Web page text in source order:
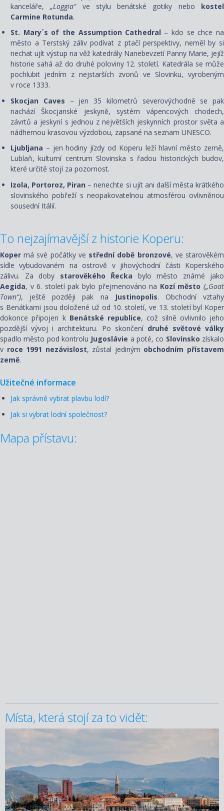
kanceláře,„Loggia“ve stylu benátské gotiky nebo kostel
Carmine Rotunda.
St. Mary´s of the Assumption Cathedral – kdo se chce na
město a Terstský záliv podívat z ptačí perspektivy, neměl by si
nechat ujít výstup na věž katedrály Nanebevzetí Panny Marie, jejíž
historie sahá až do druhé poloviny 12. století. Katedrála se může
pochlubit jedním z nejstarších zvonů ve Slovinku, vyrobeným
v roce 1333.
Skocjan Caves – jen 35 kilometrů severovýchodně se pak
nachází Škocjanské jeskyně, systém vápencových chodech,
závrtů a jeskyní s jednou z největších jeskynních prostor světa a
nádhernou krasovou výzdobou, zapsané na seznam UNESCO.
Ljubljana – jen hodiny jízdy od Koperu leží hlavní město země,
Lublaň, kulturní centrum Slovinska s řadou historických budov,
které určitě stojí za pozornost.
Izola, Portoroz, Piran – nenechte si ujít ani další města krátkého
slovinského pobřeží s neopakovatelnou atmosférou ovlivněnou
sousední Itálií.
To nejzajímavější z historie Koperu:
Koper má své počátky ve střední době bronzové, ve starověkém
sídle vybudovaném na ostrově v jihovýchodní části Koperského
zálivu. Za doby starověkého Řecka bylo město známé jako
Aegida, v 6. století pak bylo přejmenováno na Kozí město („Goat
Town“), ještě později pak na Justinopolis. Obchodní vztahy
s Benátkami jsou doložené už od 10. století, ve 13. století byl Koper
dokonce připojen k Benátské republice, což silně ovlivnilo jeho
pozdější vývoj i architekturu. Po skončení druhé světové války
spadlo město pod kontrolu Jugoslávie a poté, co Slovinsko získalo
v roce 1991 nezávislost, zůstal jediným obchodním přístavem
země.
Užitečné informace
Jak správně vybrat plavbu lodí?
Jak si vybrat lodní společnost?
Mapa přístavu:
Místa, která stojí za to vidět: